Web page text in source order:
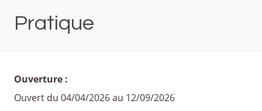
Pratique
Ouverture :
Ouvert du 04/04/2026 au 12/09/2026